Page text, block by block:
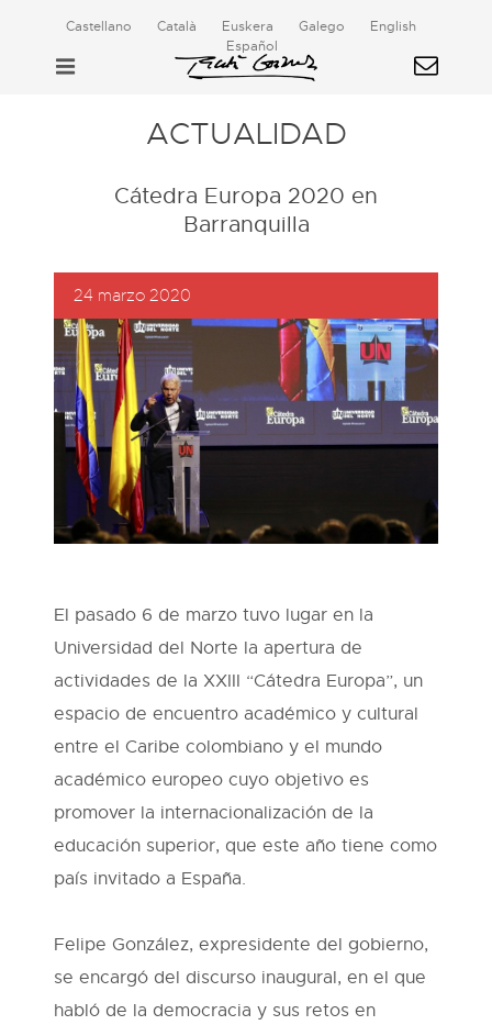
Castellano Català Euskera Galego
English
Español
ACTUALIDAD
Cátedra Europa 2020 en
Barranquilla
24 marzo 2020
El pasado 6 de marzo tuvo lugar en la
Universidad del Norte la apertura de
actividades de la XXIII “Cátedra Europa”, un
espacio de encuentro académico y cultural
entre el Caribe colombiano y el mundo
académico europeo cuyo objetivo es
promover la internacionalización de la
educación superior, que este año tiene como
país invitado a España.
Felipe González, expresidente del gobierno,
se encargó del discurso inaugural, en el que
habló de la democracia y sus retos en